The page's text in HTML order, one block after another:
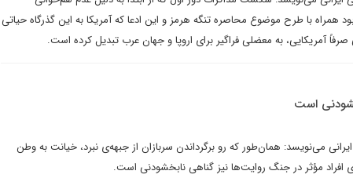
با طرح موضوع محاصره تنگه هرمز و این ادعا که آمریکا به این گذرگاه حیاتی
صرفاً آمریکایی، به معضلی فراگیر برای اروپا و جهان عرب تبدیل کرده است.
است
می‌نویسد: همان‌طور که رو برگرداندن سربازان از جبهه‌ی نبرد، خیانت به وطن
مؤثر در جنگ روایت‌ها نیز گناهی نابخشودنی است.